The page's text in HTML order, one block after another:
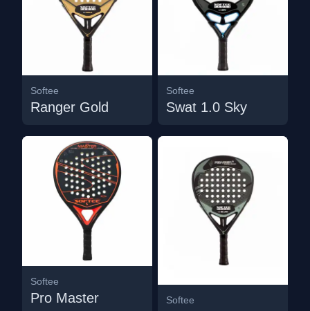
Softee
Ranger Gold
Softee
Swat 1.0 Sky
Softee
Pro Master Softee